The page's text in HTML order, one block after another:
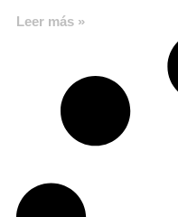
Leer más »